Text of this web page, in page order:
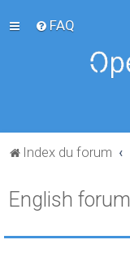
FAQ
Index du forum
English forum